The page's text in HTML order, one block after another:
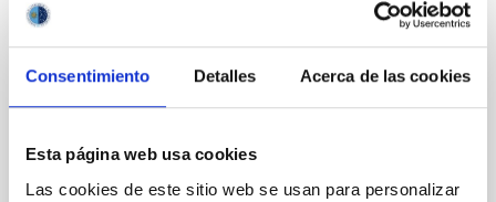
Consentimiento Detalles Acerca de las cookies
Esta página web usa cookies
Las cookies de este sitio web se usan para personalizar
Monthly Notices of the Royal Astronomical Society,
recopila información de 6.579 asteroides, cometas y
satélites irregulares, principalmente del cinturón
nuevas posibilidades para estudiar su
Fecha de publicación 08/04/2026 - 16:44:19